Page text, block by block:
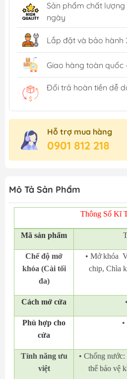
Sản phẩm chất lượng
ngày
Lắp đặt và bảo hành
Giao hàng toàn quốc
Đổi trả hoàn tiền dễ
Hỗ trợ mua hàng
0901 812 218
Mô Tả Sản Phẩm
Thông Số Kĩ
Mã sản phẩm
Chế độ mở
khóa (Cài tối
đa)
• Mở khóa
chip, Chìa
Cách mở cửa
Phù hợp cho
cửa
Tính năng ưu
việt
• Chống
thể bảo vệ